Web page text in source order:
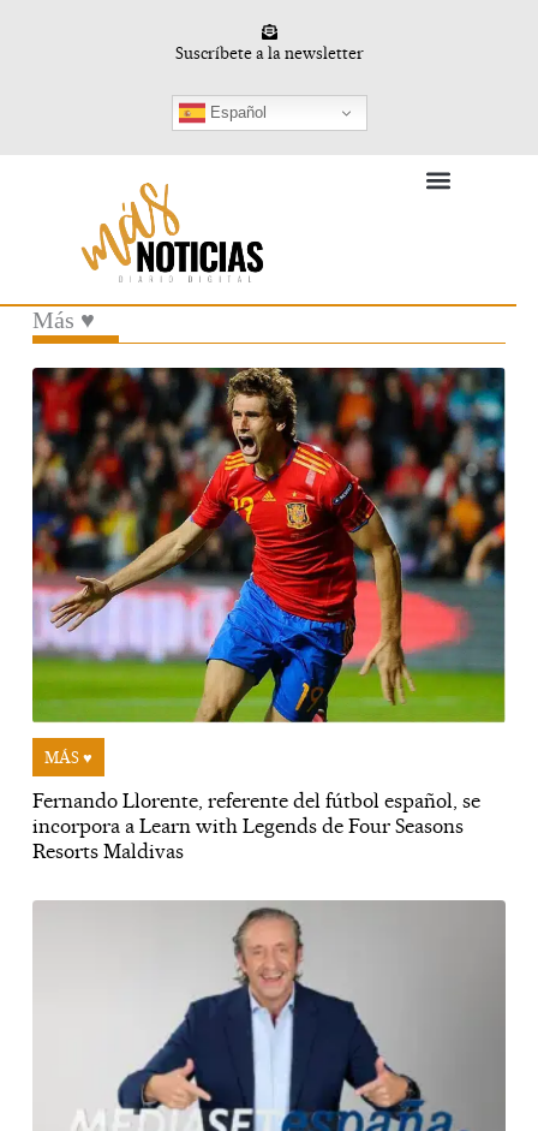
Suscríbete a la newsletter
Español
Más ♥
MÁS ♥
Fernando Llorente, referente del fútbol español, se
incorpora a Learn with Legends de Four Seasons
Resorts Maldivas